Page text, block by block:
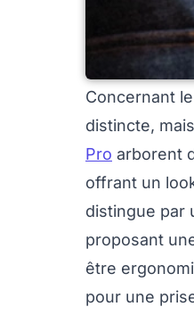
Concernant
distincte,
Pro arborent
offrant un
distingue par
proposant
être
pour une